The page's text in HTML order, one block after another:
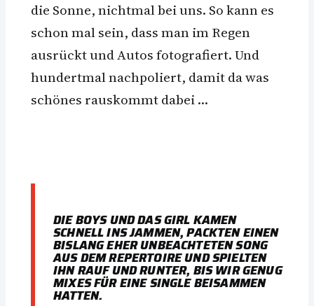
die Sonne, nichtmal bei uns. So kann es
schon mal sein, dass man im Regen
ausrückt und Autos fotografiert. Und
hundertmal nachpoliert, damit da was
schönes rauskommt dabei …
DIE BOYS UND DAS GIRL KAMEN
SCHNELL INS JAMMEN, PACKTEN EINEN
BISLANG EHER UNBEACHTETEN SONG
AUS DEM REPERTOIRE UND SPIELTEN
IHN RAUF UND RUNTER, BIS WIR GENUG
MIXES FÜR EINE SINGLE BEISAMMEN
HATTEN.